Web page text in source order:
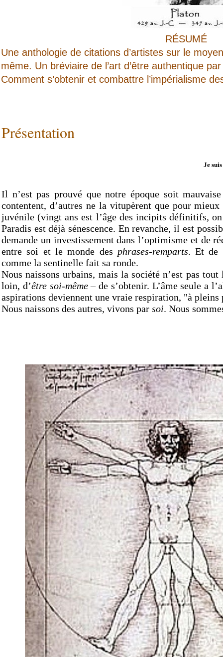
Présentation
Je
Il n’est pas prouvé que notre époque soit
contentent, d’autres ne la vitupèrent que pour
juvénile (vingt ans est l’âge des incipits définitifs,
Paradis est déjà sénescence. En revanche, il est
demande un investissement dans l’optimisme et de
entre soi et le monde des phrases-remparts. Et de
comme la sentinelle fait sa ronde.
Nous naissons urbains, mais la société n’est pas
loin, d’être soi-même– de s’obtenir. L’âme seule a
aspirations deviennent une vraie respiration, "à pleins
Nous naissons des autres, vivons par soi. Nous
RÉSUMÉ
Une anthologie de citations d’artistes sur le
même. Un bréviaire de l’art d’être authentique
Comment s’obtenir et combattre l’impérialisme